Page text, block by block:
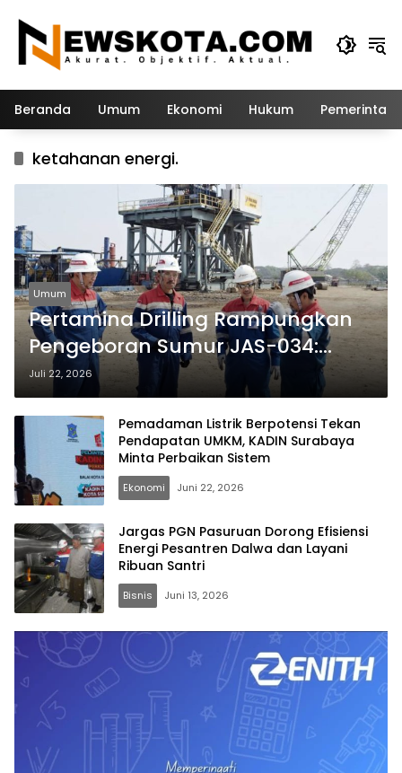
konten
Beranda Umum Ekonomi Hukum
ketahanan energi.
Umum
Pertamina Drilling Rampungkan
Pengeboran Sumur JAS-034:
Terapkan Zero Accident dan
Efisiensi Anggaran
Juli 22, 2026
Pemadaman Listrik Berpotensi Tekan
Pendapatan UMKM, KADIN Surabaya
Minta Perbaikan Sistem
Ekonomi Juni 22, 2026
Jargas PGN Pasuruan Dorong Efisiensi
Energi Pesantren Dalwa dan Layani
Ribuan Santri
Bisnis Juni 13, 2026